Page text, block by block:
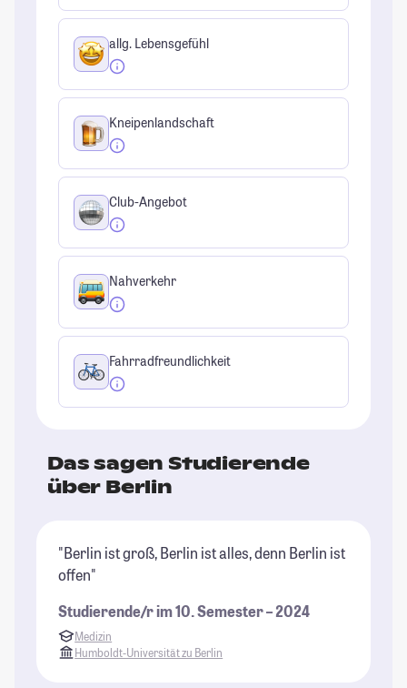
allg. Lebensgefühl
Kneipenlandschaft
Club-Angebot
Nahverkehr
Fahrradfreundlichkeit
Das sagen Studierende
über Berlin
"Berlin ist groß, Berlin ist alles, denn Berlin ist
offen"
Studierende/r im 10. Semester – 2024
Medizin
Humboldt-Universität zu Berlin